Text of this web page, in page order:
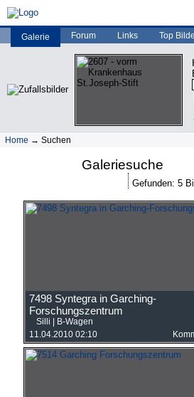
Galerie Forum Links Top
Home → Suchen
Galeriesuche
Gefunden: 5
7498 Syntegra in Garching-
Forschungszentrum
Silli
B-Wagen
11.04.2010 02:10